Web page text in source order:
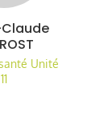
Unité
11